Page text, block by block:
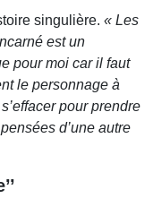
singulière. « Les
est un
pour moi car il faut
le personnage à
pour prendre
d’une autre